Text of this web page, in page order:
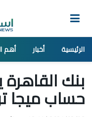
الرئيسية أخبار أهم
بنك القاهرة
حساب ميجا